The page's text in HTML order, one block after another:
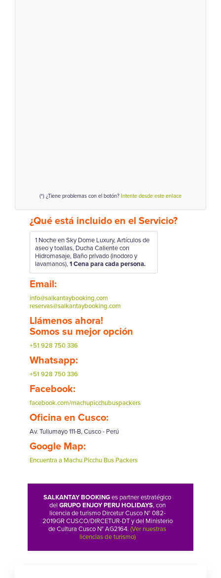
(*) ¿Tiene problemas con el botón?Intente desde este enlace
¿Qué está incluido en el Servicio?
1 Noche en Sky Dome Luxury, Artículos de
aseo y toallas, Ducha Caliente con
Hidromasaje, Baño privado (inodoro y
lavamanos),1 Cena para cada persona.
Email:
info@salkantaybooking.com
reservas@salkantaybooking.com
Llámenos ahora!
Somos su mejor opción
+51 928 750 336
Whatsapp:
+51 928 750 336
Facebook:
facebook.com/machupicchubuspackers
Oficina en Cusco:
Av. Tullumayo 111-B, Cusco - Perú
Google Map:
Encuentra a Machu Picchu Bus Packers
SALKANTAY BOOKINGes partner estratégico
del GRUPO ENJOY PERU HOLIDAYS, con
licencia de turismo Dircetur Cusco N° 082-
2019GR CUSCO/DIRCETUR-DT y del Ministerio
de Cultura Cusco N° AG2164. (Ver nuestras
licencias de turismo)